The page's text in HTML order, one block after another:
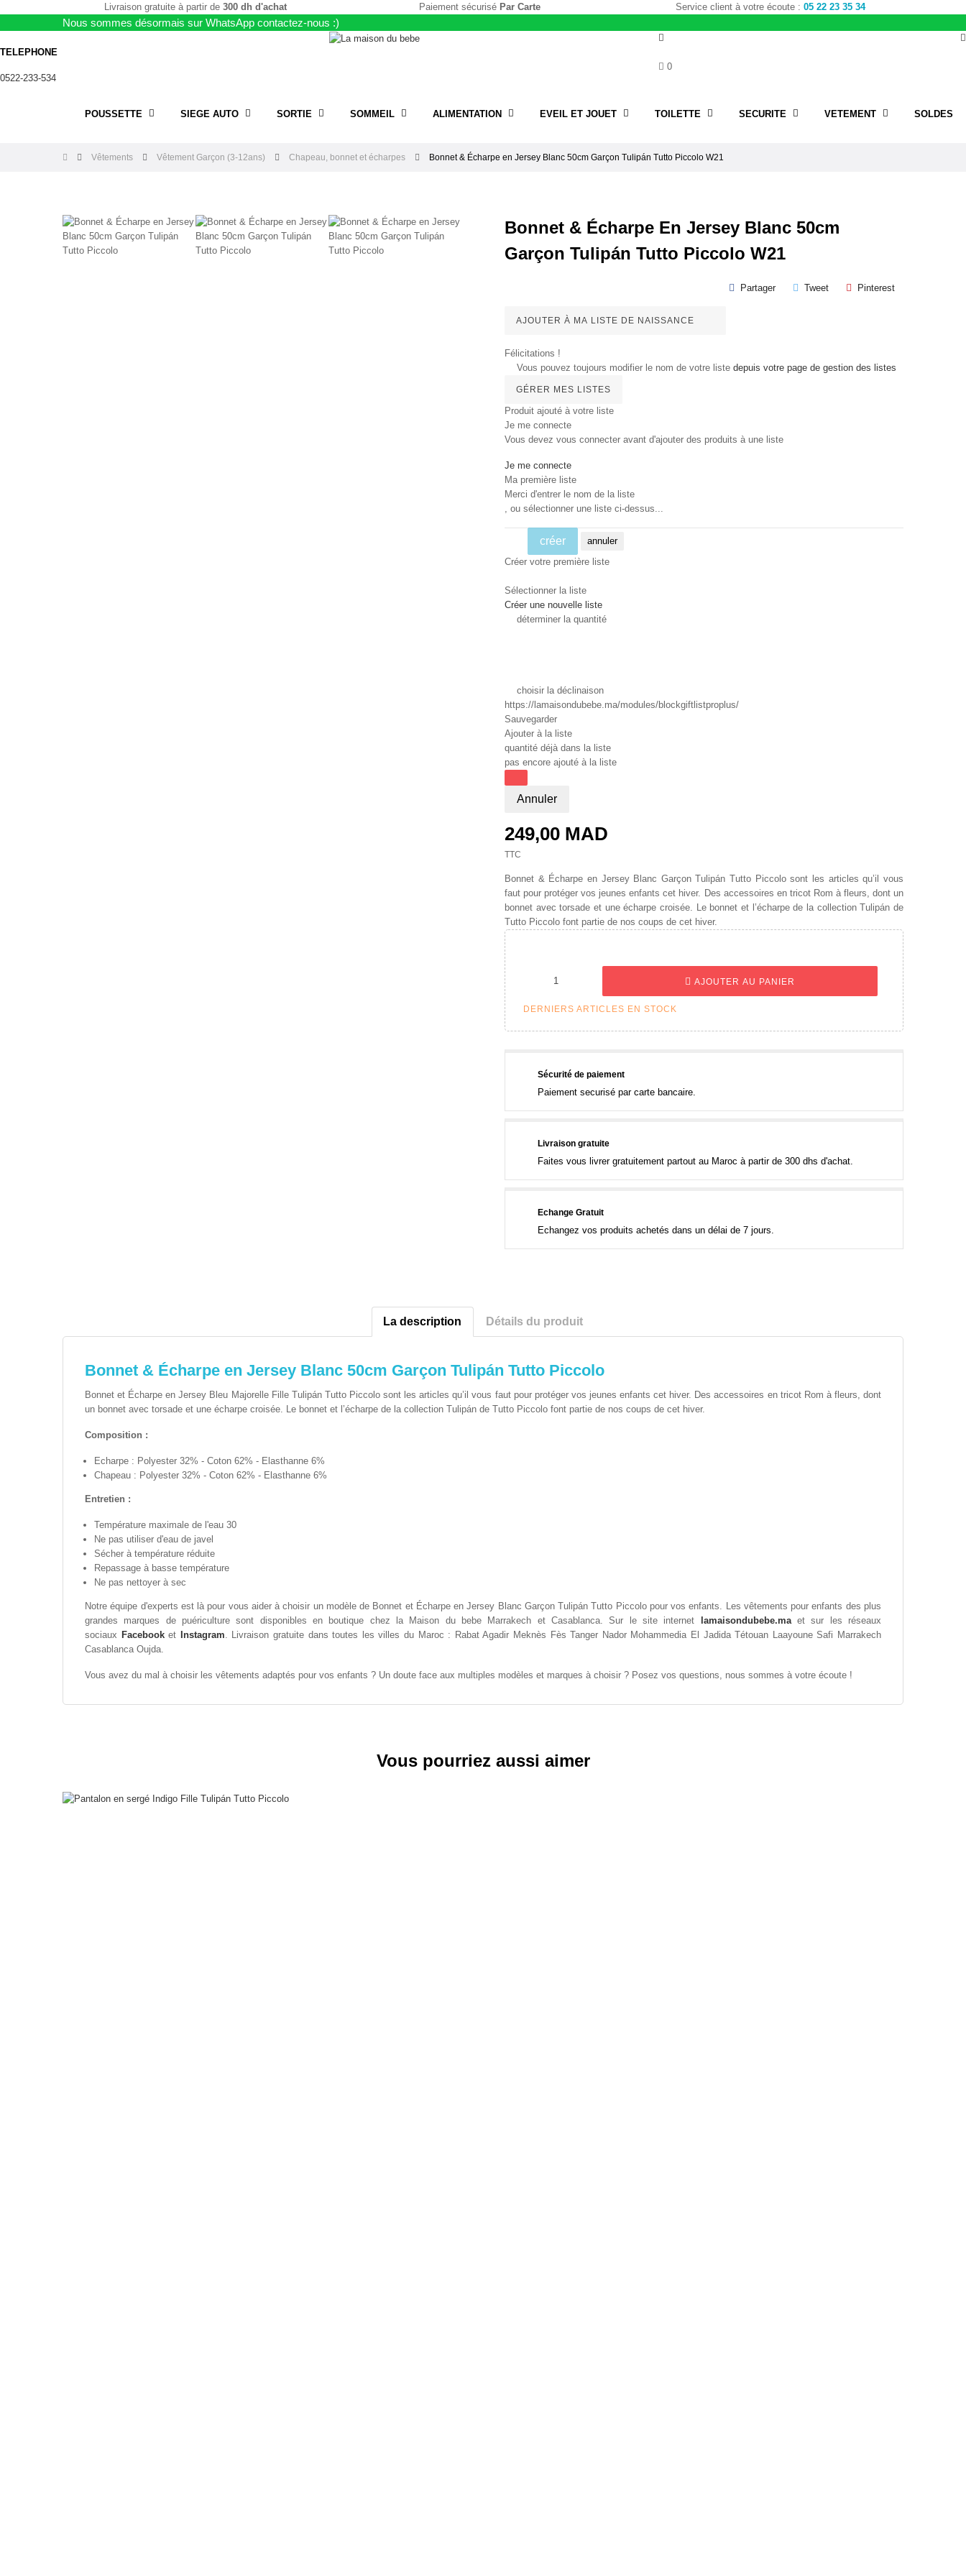
Livraison gratuite à partir de 300 dh d'achat Paiement sécurisé Par Carte Service client à votre écoute : 05 22 23 35 34
Nous sommes désormais sur WhatsApp contactez-nous :)
TELEPHONE
0522-233-534
0
POUSSETTE SIEGE AUTO SORTIE SOMMEIL ALIMENTATION EVEIL ET JOUET TOILETTE SECURITE VETEMENT SOLDES
Vêtements Vêtement Garçon (3-12ans) Chapeau, bonnet et écharpes Bonnet & Écharpe en Jersey Blanc 50cm Garçon Tulipán Tutto Piccolo W21
Bonnet & Écharpe En Jersey Blanc 50cm
Garçon Tulipán Tutto Piccolo W21
Partager Tweet Pinterest
AJOUTER À MA LISTE DE NAISSANCE
Félicitations !
Vous pouvez toujours modifier le nom de votre liste depuis votre page de gestion des listes
GÉRER MES LISTES
Produit ajouté à votre liste
Je me connecte
Vous devez vous connecter avant d'ajouter des produits à une liste
Je me connecte
Ma première liste
Merci d'entrer le nom de la liste
, ou sélectionner une liste ci-dessus...
créer
annuler
Créer votre première liste
Sélectionner la liste
Créer une nouvelle liste
déterminer la quantité
choisir la déclinaison
https://lamaisondubebe.ma/modules/blockgiftlistproplus/
Sauvegarder
Ajouter à la liste
quantité déjà dans la liste
pas encore ajouté à la liste
Annuler
249,00 MAD
TTC
Bonnet & Écharpe en Jersey Blanc Garçon Tulipán Tutto Piccolosont les articles qu’il vous
faut pour protéger vos jeunes enfants cet hiver. Des accessoires en tricot Rom à fleurs, dont un
bonnet avec torsade et une écharpe croisée. Le bonnet et l’écharpe de la collection Tulipán de
Tutto Piccolo font partie de nos coups de cet hiver.
AJOUTER AU PANIER
DERNIERS ARTICLES EN STOCK
Sécurité de paiement
Paiement securisé par carte bancaire.
Livraison gratuite
Faites vous livrer gratuitement partout au Maroc à partir de 300 dhs d'achat.
Echange Gratuit
Echangez vos produits achetés dans un délai de 7 jours.
La description Détails du produit
Bonnet & Écharpe en Jersey Blanc 50cm Garçon Tulipán Tutto Piccolo
Bonnet et Écharpe en Jersey Bleu Majorelle Fille Tulipán Tutto Piccolo sont les articles qu’il vous faut pour protéger vos jeunes enfants cet hiver. Des accessoires en tricot Rom à fleurs, dont
un bonnet avec torsade et une écharpe croisée. Le bonnet et l’écharpe de la collection Tulipán de Tutto Piccolo font partie de nos coups de cet hiver.
Composition :
Echarpe : Polyester 32% - Coton 62% - Elasthanne 6%
Chapeau : Polyester 32% - Coton 62% - Elasthanne 6%
Entretien :
Température maximale de l'eau 30
Ne pas utiliser d'eau de javel
Sécher à température réduite
Repassage à basse température
Ne pas nettoyer à sec
Notre équipe d'experts est là pour vous aider à choisir un modèle de Bonnet et Écharpe en Jersey Blanc Garçon Tulipán Tutto Piccolo pour vos enfants. Les vêtements pour enfants des plus
grandes marques de puériculture sont disponibles en boutique chez la Maison du bebe Marrakech et Casablanca. Sur le site internet lamaisondubebe.maet sur les réseaux
sociaux Facebooket Instagram . Livraison gratuite dans toutes les villes du Maroc : Rabat Agadir Meknès Fès Tanger Nador Mohammedia El Jadida Tétouan Laayoune Safi Marrakech
Casablanca Oujda.
Vous avez du mal à choisir les vêtements adaptés pour vos enfants ? Un doute face aux multiples modèles et marques à choisir ? Posez vos questions, nous sommes à votre écoute !
Vous pourriez aussi aimer